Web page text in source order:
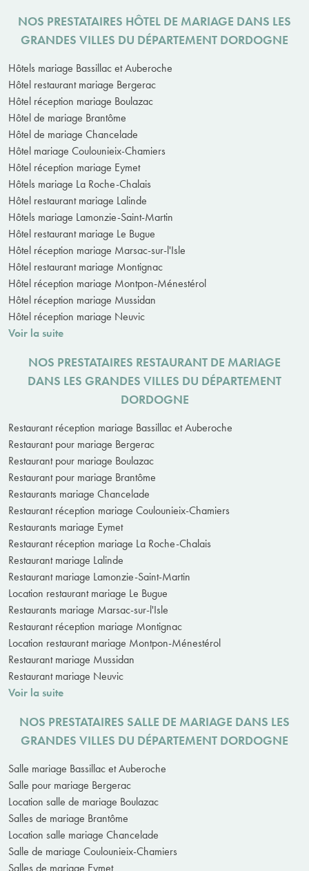
NOS PRESTATAIRES HÔTEL DE MARIAGE DANS LES
GRANDES VILLES DU DÉPARTEMENT DORDOGNE
Hôtels mariage Bassillac et Auberoche
Hôtel restaurant mariage Bergerac
Hôtel réception mariage Boulazac
Hôtel de mariage Brantôme
Hôtel de mariage Chancelade
Hôtel mariage Coulounieix-Chamiers
Hôtel réception mariage Eymet
Hôtels mariage La Roche-Chalais
Hôtel restaurant mariage Lalinde
Hôtels mariage Lamonzie-Saint-Martin
Hôtel restaurant mariage Le Bugue
Hôtel réception mariage Marsac-sur-l'Isle
Hôtel restaurant mariage Montignac
Hôtel réception mariage Montpon-Ménestérol
Hôtel réception mariage Mussidan
Hôtel réception mariage Neuvic
Voir la suite
NOS PRESTATAIRES RESTAURANT DE MARIAGE
DANS LES GRANDES VILLES DU DÉPARTEMENT
DORDOGNE
Restaurant réception mariage Bassillac et Auberoche
Restaurant pour mariage Bergerac
Restaurant pour mariage Boulazac
Restaurant pour mariage Brantôme
Restaurants mariage Chancelade
Restaurant réception mariage Coulounieix-Chamiers
Restaurants mariage Eymet
Restaurant réception mariage La Roche-Chalais
Restaurant mariage Lalinde
Restaurant mariage Lamonzie-Saint-Martin
Location restaurant mariage Le Bugue
Restaurants mariage Marsac-sur-l'Isle
Restaurant réception mariage Montignac
Location restaurant mariage Montpon-Ménestérol
Restaurant mariage Mussidan
Restaurant mariage Neuvic
Voir la suite
NOS PRESTATAIRES SALLE DE MARIAGE DANS LES
GRANDES VILLES DU DÉPARTEMENT DORDOGNE
Salle mariage Bassillac et Auberoche
Salle pour mariage Bergerac
Location salle de mariage Boulazac
Salles de mariage Brantôme
Location salle mariage Chancelade
Salle de mariage Coulounieix-Chamiers
Salles de mariage Eymet